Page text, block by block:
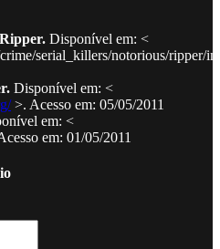
Disponível em: <
serial_killers/notorious/ripper/
Disponível em: <
>. Acesso em: 05/05/2011
em: <
em: 01/05/2011